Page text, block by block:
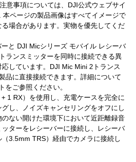
意事項については、DJI公式ウェブサイ
本ページの製品画像はすべてイメージで
場合があります。実物を優先してくだ
と DJI Micシリーズ モバイル レシーバ
ランスミッターを同時に接続できる異
しています。DJI Mic Mini 2トランス
品に直接接続できます。詳細について
をご参照ください。
1 RX）を使用し、充電ケースを完全に
し、ノイズキャンセリングをオフにし
ない開けた環境下において近距離録音
ターをレシーバーに接続し、レシーバ
3.5mm TRS）経由でカメラに接続し